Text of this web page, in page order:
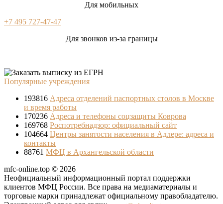
Для мобильных
+7 495 727-47-47
Для звонков из-за границы
Популярные учреждения
193816 Адреса отделений паспортных столов в Москве
и время работы
170236 Адреса и телефоны соцзащиты Коврова
169768 Роспотребнадзор: официальный сайт
104664 Центры занятости населения в Адлере: адреса и
контакты
88761 МФЦ в Архангельской области
mfc-online.top © 2026
Неофициальный информационный портал поддержки
клиентов МФЦ России. Все права на медиаматериалы и
торговые марки принадлежат официальному правобладателю.